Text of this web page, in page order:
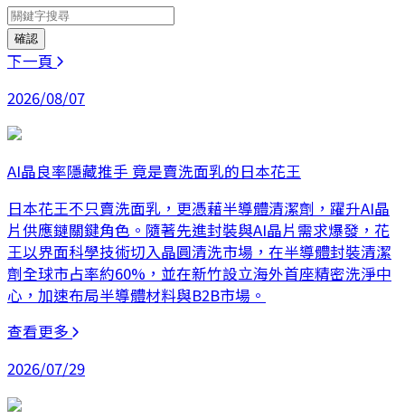
下一頁
2026/08/07
AI晶良率隱藏推手 竟是賣洗面乳的日本花王
日本花王不只賣洗面乳，更憑藉半導體清潔劑，躍升AI晶
片供應鏈關鍵角色。隨著先進封裝與AI晶片需求爆發，花
王以界面科學技術切入晶圓清洗市場，在半導體封裝清潔
劑全球市占率約60%，並在新竹設立海外首座精密洗淨中
心，加速布局半導體材料與B2B市場。
查看更多
2026/07/29